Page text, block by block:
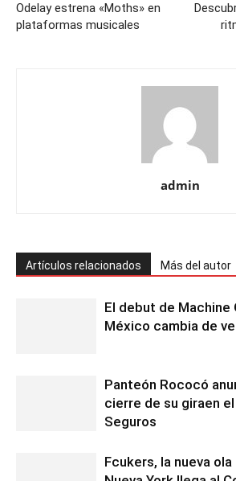
Odelay estrena «Moths» en
plataformas musicales
admin
Artículos relacionados Más del autor
El debut de Machine
México cambia de
Panteón Rococó
cierre de su giraen
Seguros
Fcukers, la nueva